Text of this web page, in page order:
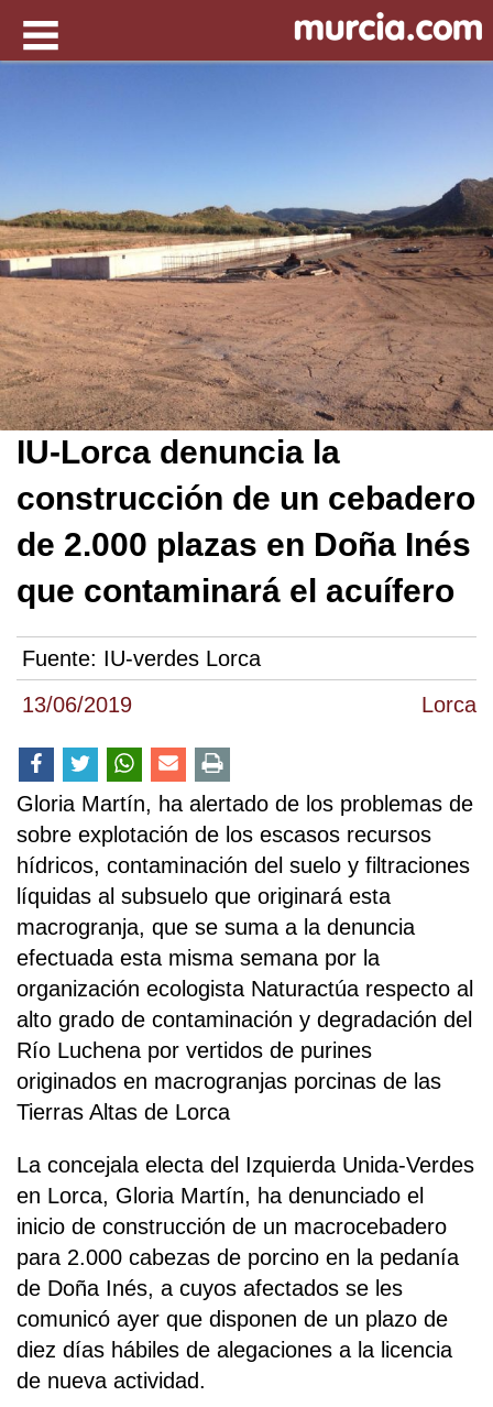
13/06/2019 Lorca
IU-Lorca denuncia la
construcción de un cebadero
de 2.000 plazas en Doña Inés
que contaminará el acuífero
Fuente: IU-verdes Lorca
Gloria Martín, ha alertado de los problemas de
sobre explotación de los escasos recursos
hídricos, contaminación del suelo y filtraciones
líquidas al subsuelo que originará esta
macrogranja, que se suma a la denuncia
efectuada esta misma semana por la
organización ecologista Naturactúa respecto al
alto grado de contaminación y degradación del
Río Luchena por vertidos de purines
originados en macrogranjas porcinas de las
Tierras Altas de Lorca
La concejala electa del Izquierda Unida-Verdes
en Lorca, Gloria Martín, ha denunciado el
inicio de construcción de un macrocebadero
para 2.000 cabezas de porcino en la pedanía
de Doña Inés, a cuyos afectados se les
comunicó ayer que disponen de un plazo de
diez días hábiles de alegaciones a la licencia
de nueva actividad.